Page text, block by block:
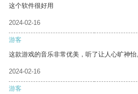
这个软件很好用
2024-02-16
游客
这款游戏的音乐非常优美，听了让人心旷神怡
2024-02-16
游客